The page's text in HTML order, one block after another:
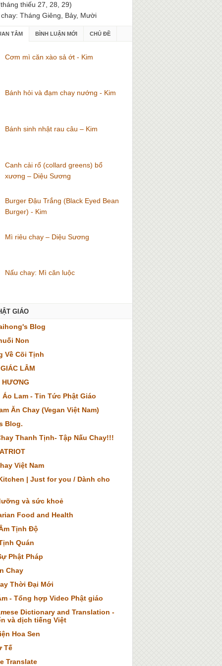
thiếu 27, 28, 29)
Tháng Giêng, Bảy, Mười
TÂM BÌNH LUẬN MỚI CHỦ ĐỀ
Cơm mì căn xào sả ớt - Kim
Bánh hỏi và đạm chay nướng - Kim
Bánh sinh nhật rau câu – Kim
Canh cải rổ (collard greens) bổ
xương – Diệu Sương
Burger Đậu Trắng (Black Eyed Bean
Burger) - Kim
Mì riêu chay – Diệu Sương
Nấu chay: Mì căn luộc
GIÁO
Blog
Non
Về Cõi Tịnh
LÂM
Lam - Tin Tức Phật Giáo
Ăn Chay (Vegan Việt Nam)
Blog.
Thanh Tịnh- Tập Nấu Chay!!!
Việt Nam
| Just for you / Dành cho
và sức khoẻ
Food and Health
Tịnh Độ
Quán
Phật Pháp
Chay
Thời Đại Mới
- Tổng hợp Video Phật giáo
Dictionary and Translation -
và dịch tiếng Việt
Hoa Sen
Tế
Translate